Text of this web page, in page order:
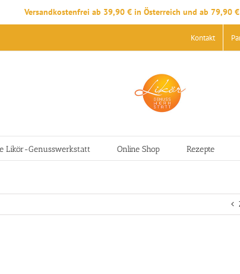
Versandkostenfrei ab 39,90 € in Österreich und ab 79,90
Kontakt
Likör-Genusswerkstatt Online Shop Rezepte